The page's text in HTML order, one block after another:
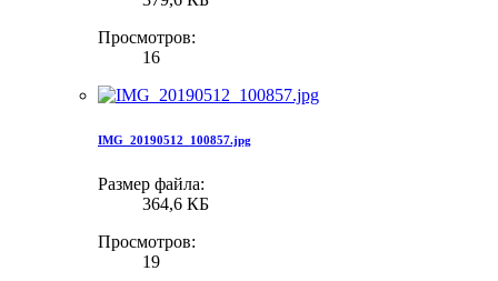
Просмотров:
16
IMG_20190512_100857.jpg
Размер файла:
364,6 КБ
Просмотров:
19